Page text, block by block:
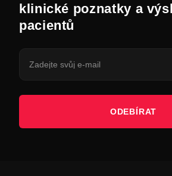
klinické poznatky a
pacientů
ODEBÍRAT